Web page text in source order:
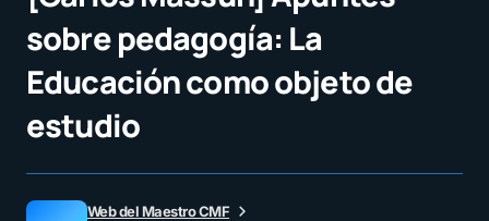
sobre pedagogía: La
Educación como objeto de
estudio
Web del Maestro CMF